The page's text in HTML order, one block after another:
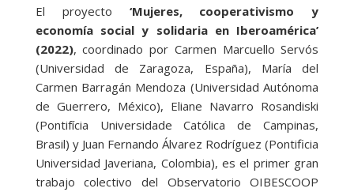
El proyecto ‘Mujeres, cooperativismo y
economía social y solidaria en Iberoamérica’
(2022), coordinado por Carmen Marcuello Servós
(Universidad de Zaragoza, España), María del
Carmen Barragán Mendoza (Universidad Autónoma
de Guerrero, México), Eliane Navarro Rosandiski
(Pontifícia Universidade Católica de Campinas,
Brasil) y Juan Fernando Álvarez Rodríguez (Pontificia
Universidad Javeriana, Colombia), es el primer gran
trabajo colectivo del Observatorio OIBESCOOP